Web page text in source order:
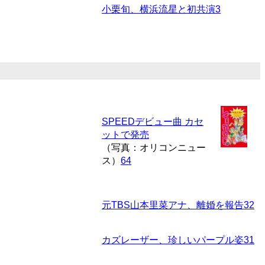
小栗旬、横浜流星と初共演3
SPEEDデビュー曲 カセ
ットで発売
（写真：オリコンニュー
ス） 64
元TBS山本里菜アナ、離婚を報告32
カズレーザー、珍しいパープル姿31